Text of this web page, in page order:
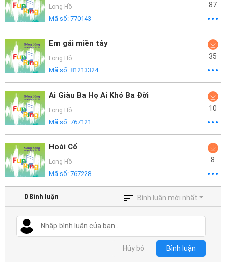
Long Hồ
Mã số: 770143
87
Em gái miền tây
Long Hồ
Mã số: 81213324
35
Ai Giàu Ba Họ Ai Khó Ba Đời
Long Hồ
Mã số: 767121
10
Hoài Cổ
Long Hồ
Mã số: 767228
8
0 Bình luận Bình luận mới nhất
Hủy bỏ Bình luận